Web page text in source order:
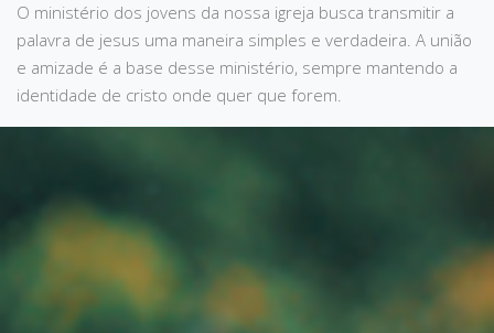
O ministério dos jovens da nossa igreja busca transmitir a
palavra de jesus uma maneira simples e verdadeira. A união
e amizade é a base desse ministério, sempre mantendo a
identidade de cristo onde quer que forem.